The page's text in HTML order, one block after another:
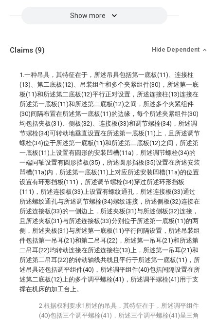
Show more
Claims (9) Hide Dependent
1.一种吊具，其特征在于，所述吊具包括第一底板(11)、连接柱
(13)、第二底板(12)、吊装组件和多个夹紧组件(30)，所述第一底
板(11)和所述第二底板(12)平行正对设置，所述连接柱(13)连接在
所述第一底板(11)和所述第二底板(12)之间，所述多个夹紧组件
(30)间隔布置在所述第一底板(11)的边缘，每个所述夹紧组件(30)
均包括夹板(31)、侧板(32)、连接板(33)和调节螺栓(34)，所述调
节螺栓(34)可转动地垂直设置在所述第一底板(11)上，且所述调节
螺栓(34)位于所述第一底板(11)和所述第二底板(12)之间，所述第
一底板(11)上设置有圆形的安装凹槽(11a)，所述调节螺栓(34)的
一端同轴设置有圆形挡板(35)，所述圆形挡板(35)设置在所述安装
凹槽(11a)内，所述第一底板(11)上对应所述安装凹槽(11a)的位置
设置有环形挡板(111)，所述调节螺栓(34)穿过所述环形挡板
(111)，所述连接板(33)上设置有螺纹通孔，所述连接板(33)通过
所述螺纹通孔与所述调节螺栓(34)螺纹连接，所述侧板(32)连接在
所述连接板(33)的一侧边上，所述夹板(31)与所述侧板(32)连接，
且所述夹板(31)与所述连接板(33)分别位于所述第一底板(11)的两
侧，所述夹板(31)与所述第一底板(11)平行间隔设置，所述吊装组
件包括第一吊耳(21)和第二吊耳(22)，所述第一吊耳(21)和所述第
二吊耳(22)均转动连接在所述连接柱(13)上，所述第一吊耳(21)和
所述第二吊耳(22)的转动轴线共线且平行于所述第一底板(11)，所
述吊具还包括调平组件(40)，所述调平组件(40)包括间隔设置在所
述第二底板(12)上的多个调平螺栓(41)，所述调平螺栓(41)用于支
撑在机床的加工台上。
2.根据权利要求1所述的吊具，其特征在于，所述调平组件
(40)包括三个调平螺栓(41)，所述三个调平螺栓(41)呈三角